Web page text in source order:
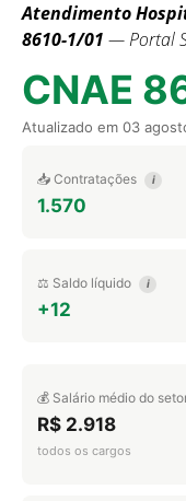
Atendimento
8610-1/01 — Portal
CNAE
Atualizado em 03
📥 Contratações i
1.570
⚖️ Saldo líquido i
+12
💰 Salário médio do
R$ 2.918
todos os cargos